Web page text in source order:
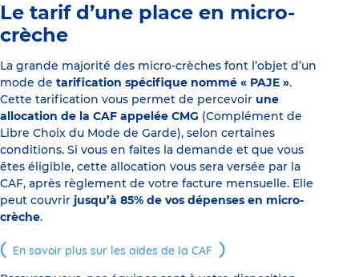
Le tarif d’une place en micro-
crèche
La grande majorité des micro-crèches font l’objet d’un
mode de tarification spécifique nommé « PAJE ».
Cette tarification vous permet de percevoir une
allocation de la CAF appelée CMG (Complément de
Libre Choix du Mode de Garde), selon certaines
conditions. Si vous en faites la demande et que vous
êtes éligible, cette allocation vous sera versée par la
CAF, après règlement de votre facture mensuelle. Elle
peut couvrir jusqu’à 85% de vos dépenses en micro-
crèche.
En savoir plus sur les aides de la CAF